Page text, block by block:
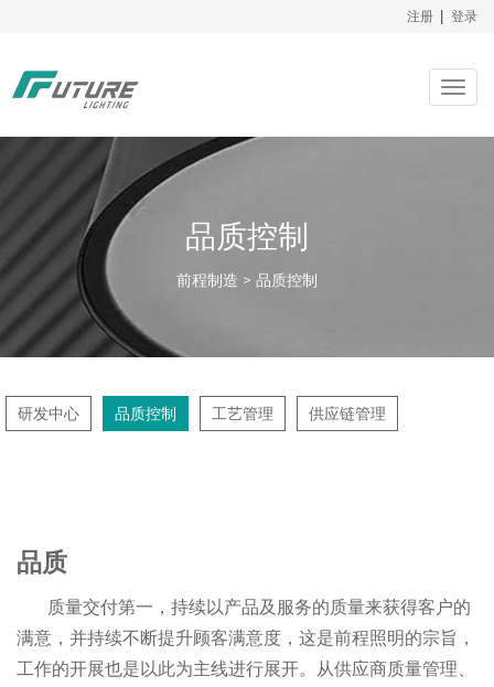
注册 登录
品质控制
前程制造 > 品质控制
研发中心 品质控制 工艺管理 供应链管理
品质
质量交付第一，持续以产品及服务的质量来获得客户的
满意，并持续不断提升顾客满意度，这是前程照明的宗旨，
工作的开展也是以此为主线进行展开。从供应商质量管理、